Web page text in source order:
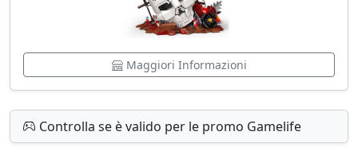
Maggiori Informazioni
Controlla se è valido per le promo Gamelife